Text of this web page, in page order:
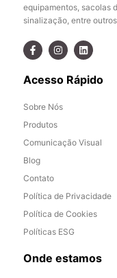
equipamentos, sacolas
sinalização, entre
Acesso Rápido
Sobre Nós
Produtos
Comunicação Visual
Blog
Contato
Política de Privacidade
Política de Cookies
Políticas ESG
Onde estamos